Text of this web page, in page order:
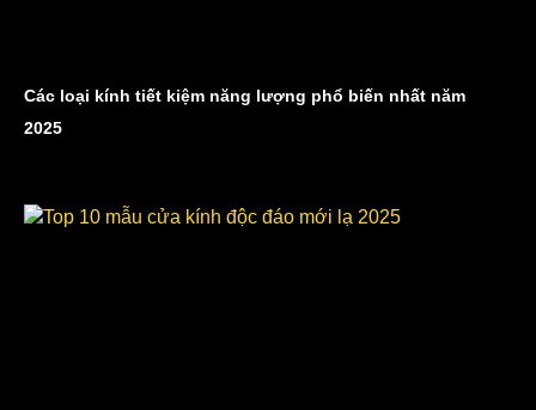
Các loại kính tiết kiệm năng lượng phổ biến nhất năm
2025